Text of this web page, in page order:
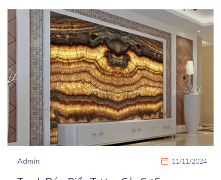
Admin 11/11/2024